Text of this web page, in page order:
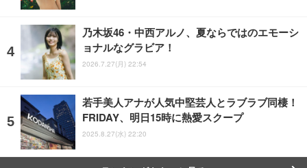
乃木坂46・中西アルノ、夏ならではのエモーシ
ョナルなグラビア！
2026.7.27(月) 22:54
若手美人アナが人気中堅芸人とラブラブ同棲！
FRIDAY、明日15時に熱愛スクープ
2025.8.27(水) 22:20